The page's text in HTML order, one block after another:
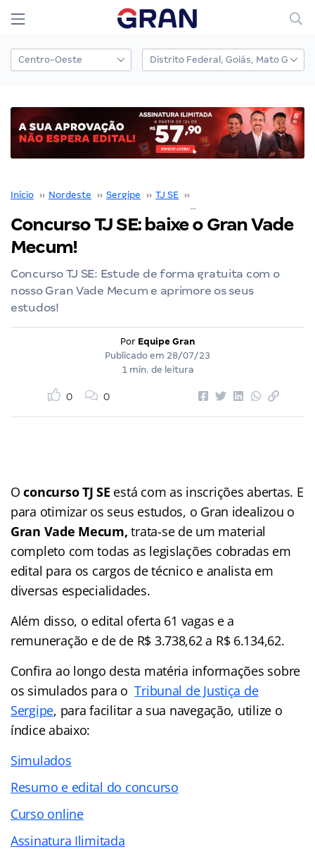
Início ›› Nordeste ›› Sergipe ›› TJ SE ››
Concurso TJ SE: baixe o Gran Vade
Mecum!
Concurso TJ SE: Estude de forma gratuita com o
nosso Gran Vade Mecum e aprimore os seus
estudos!
Por Equipe Gran
Publicado em 28/07/23
1 min. de leitura
0 0
Oconcurso TJ SE está com as inscrições abertas. E
para otimizar os seus estudos, o Gran idealizou o
Gran Vade Mecum, trata-se de um material
completo com todas as legislações cobradas em
edital para os cargos de técnico e analista em
diversas especialidades.
Além disso, o edital oferta 61 vagas e a
remuneração e de de R$ 3.738,62 a R$ 6.134,62.
Confira ao longo desta matéria informações sobre
os simulados para oTribunal de Justiça de
Sergipe, para facilitar a sua navegação, utilize o
índice abaixo:
Simulados
Resumo e edital do concurso
Curso online
Assinatura Ilimitada